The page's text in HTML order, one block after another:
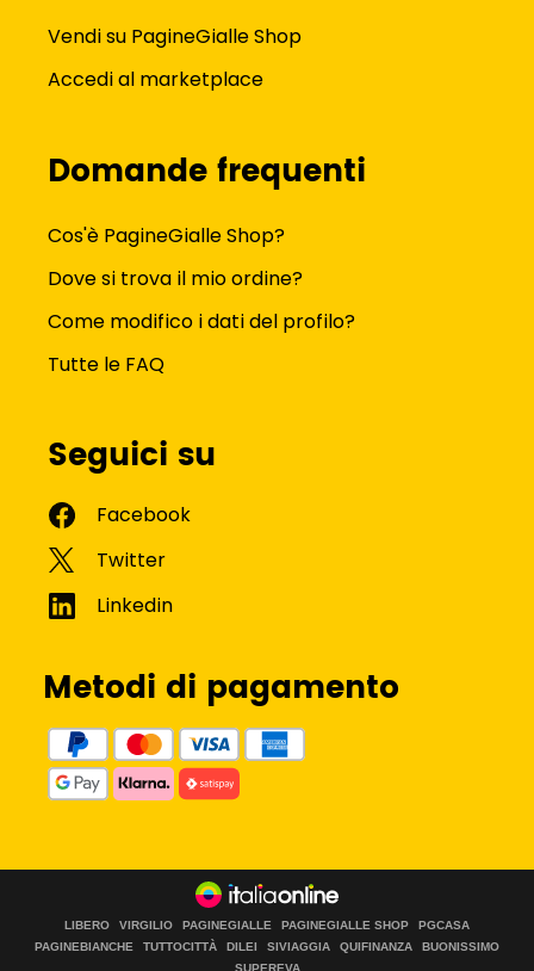
Vendi su PagineGialle Shop
Accedi al marketplace
Domande frequenti
Cos'è PagineGialle Shop?
Dove si trova il mio ordine?
Come modifico i dati del profilo?
Tutte le FAQ
Seguici su
Metodi di pagamento
LIBERO VIRGILIO PAGINEGIALLE PAGINEGIALLE SHOP
PGCASA
PAGINEBIANCHE
TUTTOCITTÀ DILEI SIVIAGGIA QUIFINANZA
BUONISSIMO
SUPEREVA